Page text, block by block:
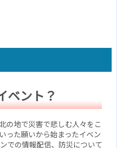
ベント？
の地で災害で悲しむ人々をこ
った願いから始まったイベン
での情報配信、防災について